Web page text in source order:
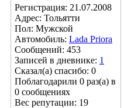
Регистрация: 21.07.2008
Адрес: Тольятти
Пол: Мужской
Автомобиль: Lada Priora
Сообщений: 453
Записей в дневнике: 1
Сказал(а) спасибо: 0
Поблагодарили 0 раз(а) в
0 сообщениях
Вес репутации: 19